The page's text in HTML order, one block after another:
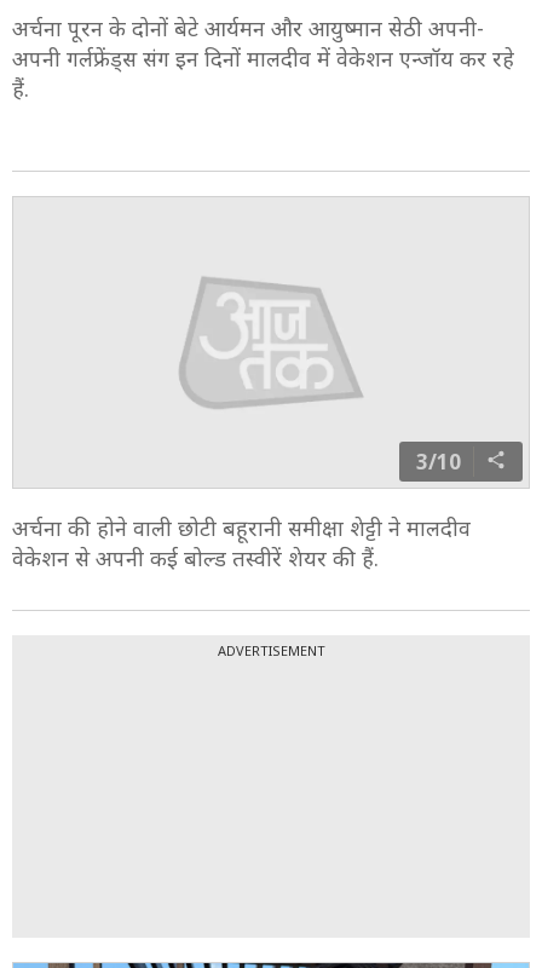
अर्चना पूरन के दोनों बेटे आर्यमन और आयुष्मान सेठी अपनी-
अपनी गर्लफ्रेंड्स संग इन दिनों मालदीव में वेकेशन एन्जॉय कर रहे
हैं.